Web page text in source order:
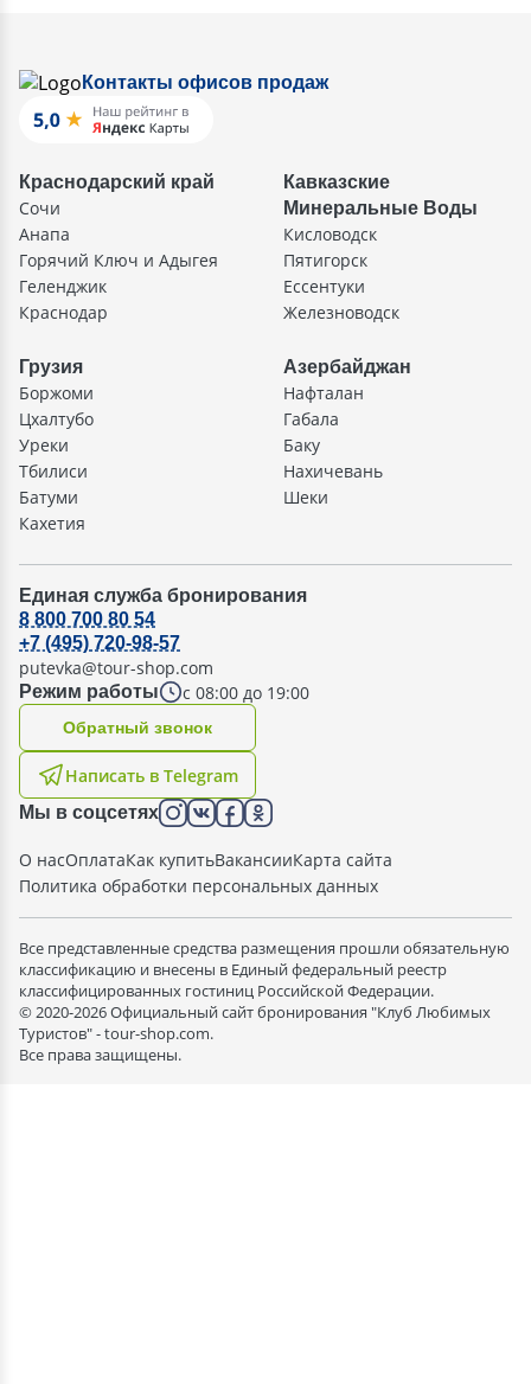
Контакты офисов продаж
Краснодарский край
Сочи
Анапа
Горячий Ключ и Адыгея
Геленджик
Краснодар
Кавказские
Минеральные Воды
Кисловодск
Пятигорск
Ессентуки
Железноводск
Грузия
Боржоми
Цхалтубо
Уреки
Тбилиси
Батуми
Кахетия
Азербайджан
Нафталан
Габала
Баку
Нахичевань
Шеки
Единая служба бронирования
Режим работы с 08:00 до 19:00
8 800 700 80 54
+7 (495) 720-98-57
putevka@tour-shop.com
Написать в Telegram
Oбратный звонок
Мы в соцсетях
О насОплатаКак купитьВакансииКарта сайта
Политика обработки персональных данных
Все представленные средства размещения прошли обязательную
классификацию и внесены в Единый федеральный реестр
классифицированных гостиниц Российской Федерации.
© 2020-2026 Официальный сайт бронирования "Клуб Любимых
Туристов" - tour-shop.com.
Все права защищены.